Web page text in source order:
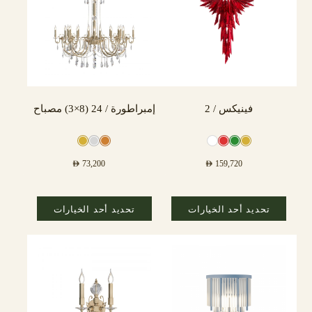
فينيكس / 2
AED 159,720
تحديد أحد الخيارات
إمبراطورة / 24 (8×3) مصباح
AED 73,200
تحديد أحد الخيارات